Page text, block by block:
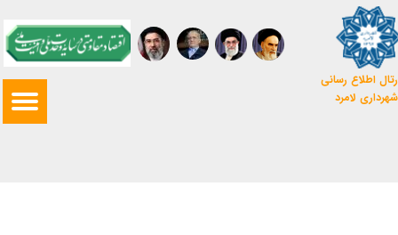
اطلاع رسانی
شهرداری لامرد